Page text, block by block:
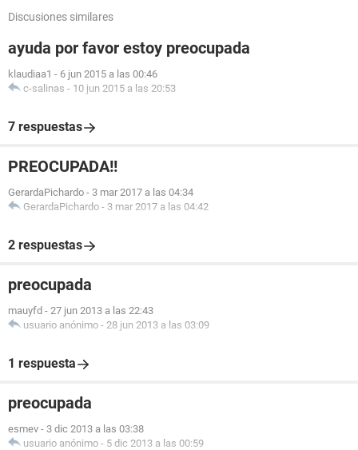
Discusiones similares
ayuda por favor estoy preocupada
klaudiaa1 - 6 jun 2015 a las 00:46
c-salinas - 10 jun 2015 a las 20:53
7 respuestas
PREOCUPADA!!
GerardaPichardo - 3 mar 2017 a las 04:34
GerardaPichardo - 3 mar 2017 a las 04:42
2 respuestas
preocupada
mauyfd - 27 jun 2013 a las 22:43
usuario anónimo - 28 jun 2013 a las 03:09
1 respuesta
preocupada
esmev - 3 dic 2013 a las 03:38
usuario anónimo - 5 dic 2013 a las 00:59